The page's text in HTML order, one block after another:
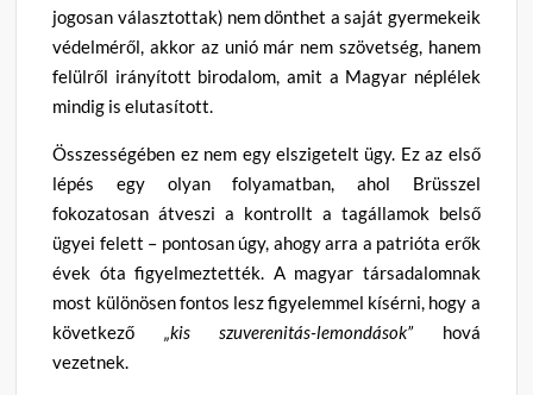
jogosan választottak) nem dönthet a saját gyermekeik
védelméről, akkor az unió már nem szövetség, hanem
felülről irányított birodalom, amit a Magyar néplélek
mindig is elutasított.
Összességében ez nem egy elszigetelt ügy. Ez az első
lépés egy olyan folyamatban, ahol Brüsszel
fokozatosan átveszi a kontrollt a tagállamok belső
ügyei felett – pontosan úgy, ahogy arra a patrióta erők
évek óta figyelmeztették. A magyar társadalomnak
most különösen fontos lesz figyelemmel kísérni, hogy a
következő „kis szuverenitás-lemondások” hová
vezetnek.